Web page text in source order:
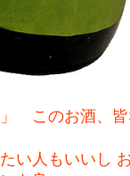
このお酒、皆
い人もいいし